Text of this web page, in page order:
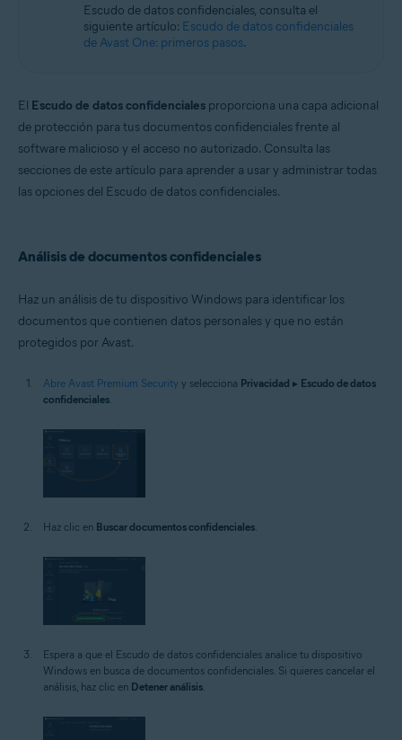
Escudo de datos confidenciales, consulta el
siguiente artículo: Escudo de datos confidenciales
de Avast One: primeros pasos.
El Escudo de datos confidenciales proporciona una capa adicional
de protección para tus documentos confidenciales frente al
software malicioso y el acceso no autorizado. Consulta las
secciones de este artículo para aprender a usar y administrar todas
las opciones del Escudo de datos confidenciales.
Análisis de documentos confidenciales
Haz un análisis de tu dispositivo Windows para identificar los
documentos que contienen datos personales y que no están
protegidos por Avast.
Abre Avast Premium Security y selecciona Privacidad ▸ Escudo de datos
confidenciales.
Haz clic en Buscar documentos confidenciales.
Espera a que el Escudo de datos confidenciales analice tu dispositivo
Windows en busca de documentos confidenciales. Si quieres cancelar el
análisis, haz clic en Detener análisis.